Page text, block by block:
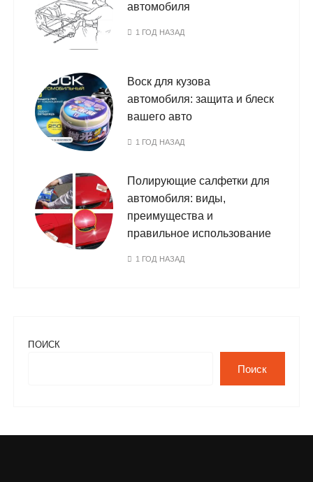
автомобиля
1 ГОД НАЗАД
Воск для кузова
автомобиля: защита и блеск
вашего авто
1 ГОД НАЗАД
Полирующие салфетки для
автомобиля: виды,
преимущества и
правильное использование
1 ГОД НАЗАД
ПОИСК
Поиск